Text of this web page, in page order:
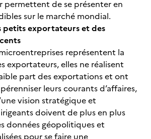
permettent de se présenter en
sur le marché mondial.
petits exportateurs et des
microentreprises représentent la
exportateurs, elles ne réalisent
part des exportations et ont
leurs courants d’affaires,
vision stratégique et
doivent de plus en plus
données géopolitiques et
pour se faire une